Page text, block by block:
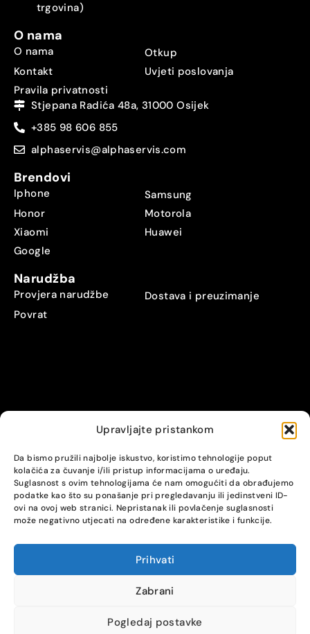
Upravljajte pristankom
Da bismo pružili najbolje iskustvo, koristimo tehnologije poput
kolačića za čuvanje i/ili pristup informacijama o uređaju.
Suglasnost s ovim tehnologijama će nam omogućiti da obrađujemo
podatke kao što su ponašanje pri pregledavanju ili jedinstveni ID-
ovi na ovoj web stranici. Nepristanak ili povlačenje suglasnosti
može negativno utjecati na određene karakteristike i funkcije.
Prihvati
Zabrani
Pogledaj postavke
trgovina)
O nama
O nama
Otkup
Kontakt
Uvjeti poslovanja
Pravila privatnosti
Stjepana Radića 48a, 31000 Osijek
+385 98 606 855
alphaservis@alphaservis.com
Brendovi
Iphone
Samsung
Honor
Motorola
Xiaomi
Huawei
Google
Narudžba
Provjera narudžbe
Dostava i preuzimanje
Povrat
© Alpha servis. All Rights Reserved.
COMPARE (0)